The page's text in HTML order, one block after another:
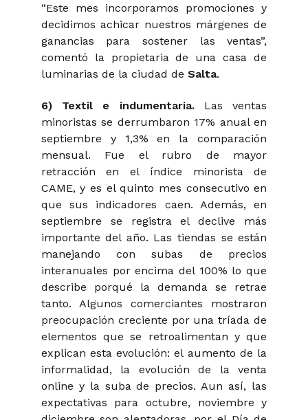
“Este mes incorporamos promociones y
decidimos achicar nuestros márgenes de
ganancias para sostener las ventas”,
comentó la propietaria de una casa de
luminarias de la ciudad de Salta.
6) Textil e indumentaria. Las ventas
minoristas se derrumbaron 17% anual en
septiembre y 1,3% en la comparación
mensual. Fue el rubro de mayor
retracción en el índice minorista de
CAME, y es el quinto mes consecutivo en
que sus indicadores caen. Además, en
septiembre se registra el declive más
importante del año. Las tiendas se están
manejando con subas de precios
interanuales por encima del 100% lo que
describe porqué la demanda se retrae
tanto. Algunos comerciantes mostraron
preocupación creciente por una tríada de
elementos que se retroalimentan y que
explican esta evolución: el aumento de la
informalidad, la evolución de la venta
online y la suba de precios. Aun así, las
expectativas para octubre, noviembre y